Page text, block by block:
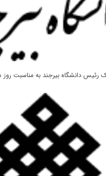
رئیس دانشگاه بیرجند به مناسبت روز